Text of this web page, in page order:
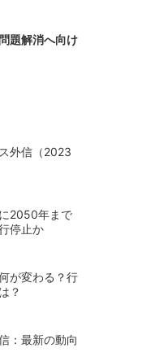
題解消へ向け
外信（2023
2050年まで
停止か
が変わる？行
？
：最新の動向